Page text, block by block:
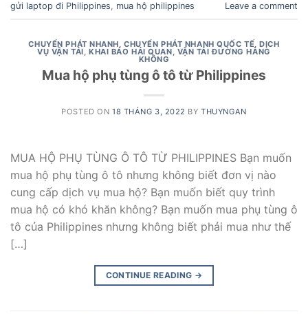
gửi laptop đi Philippines, mua hộ philippines Leave a comment
CHUYỂN PHÁT NHANH ,CHUYỂN PHÁT NHANH QUỐC TẾ ,DỊCH
VỤ VẬN TẢI KHAI BÁO HẢI QUAN VẬN TẢI ĐƯỜNG HÀNG
KHÔNG
Mua hộ phụ tùng ô tô từ Philippines
POSTED ON 18 THÁNG 3, 2022 BYTHUYNGAN
MUA HỘ PHỤ TÙNG Ô TÔ TỪ PHILIPPINES Bạn muốn
mua hộ phụ tùng ô tô nhưng không biết đơn vị nào
cung cấp dịch vụ mua hộ? Bạn muốn biết quy trình
mua hộ có khó khăn không? Bạn muốn mua phụ tùng ô
tô của Philippines nhưng không biết phải mua như thế
[…]
CONTINUE READING →